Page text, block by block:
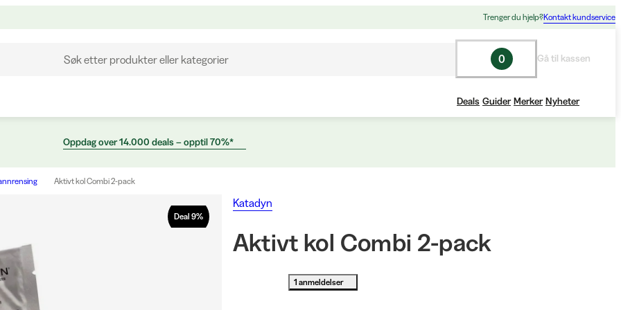
Trenger du hjelp?Kontakt kundservice
Søk etter produkter eller kategorier 0 Gå til kassen
Deals Guider Merker Nyheter
Oppdag over 14.000 deals – opptil 70%*
Aktivt kol Combi 2-pack
Deal 9%
Katadyn
Aktivt kol Combi 2-pack
1 anmeldelser